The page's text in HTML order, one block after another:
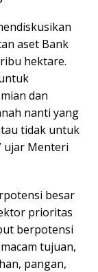
aset Bank
hektare.
dan
nanti yang
tidak untuk
ujar Menteri
besar
prioritas
berpotensi
tujuan,
pangan,